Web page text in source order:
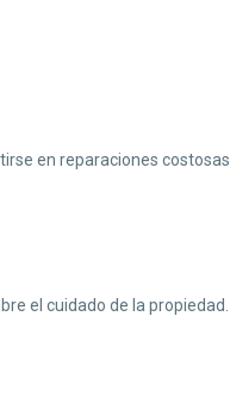
en reparaciones costosas.
el cuidado de la propiedad.